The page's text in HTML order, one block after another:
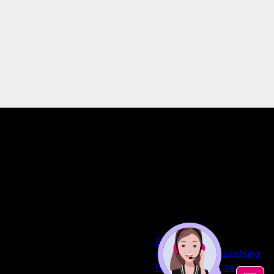
AGB
Auftragsdatenverarbeitung
Haftungsausschluss